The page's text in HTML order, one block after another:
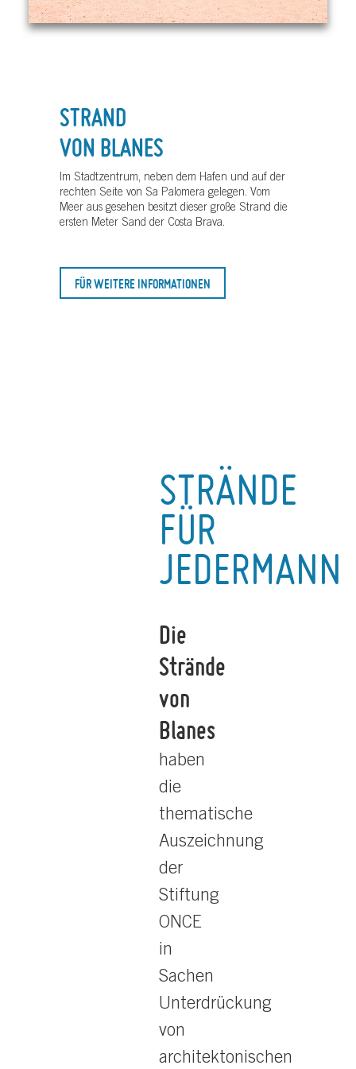
STRAND
VON BLANES
Im Stadtzentrum, neben dem Hafen und auf der
rechten Seite von Sa Palomera gelegen. Vom
Meer aus gesehen besitzt dieser große Strand die
ersten Meter Sand der Costa Brava.
FÜR WEITERE INFORMATIONEN
STRÄNDE
FÜR
JEDERMANN
Die
Strände
von
Blanes
haben
die
thematische
Auszeichnung
der
Stiftung
ONCE
in
Sachen
Unterdrückung
von
architektonischen